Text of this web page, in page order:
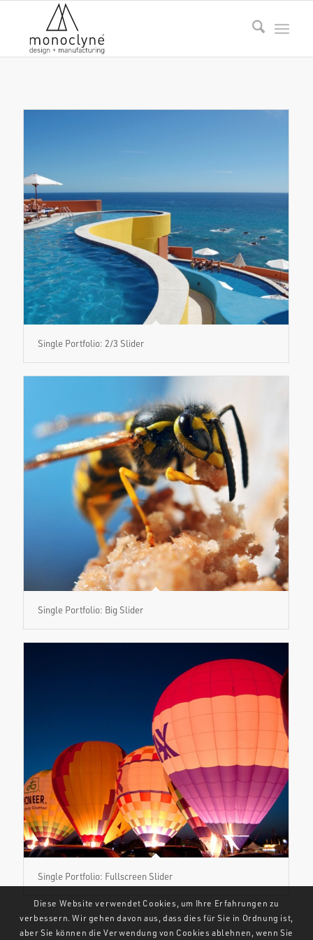
Single Portfolio: 2/3 Slider
Single Portfolio: Big Slider
Single Portfolio: Fullscreen Slider
Diese Website verwendet Cookies, um Ihre Erfahrungen zu
verbessern. Wir gehen davon aus, dass dies für Sie in Ordnung ist,
aber Sie können die Verwendung von Cookies ablehnen, wenn Sie